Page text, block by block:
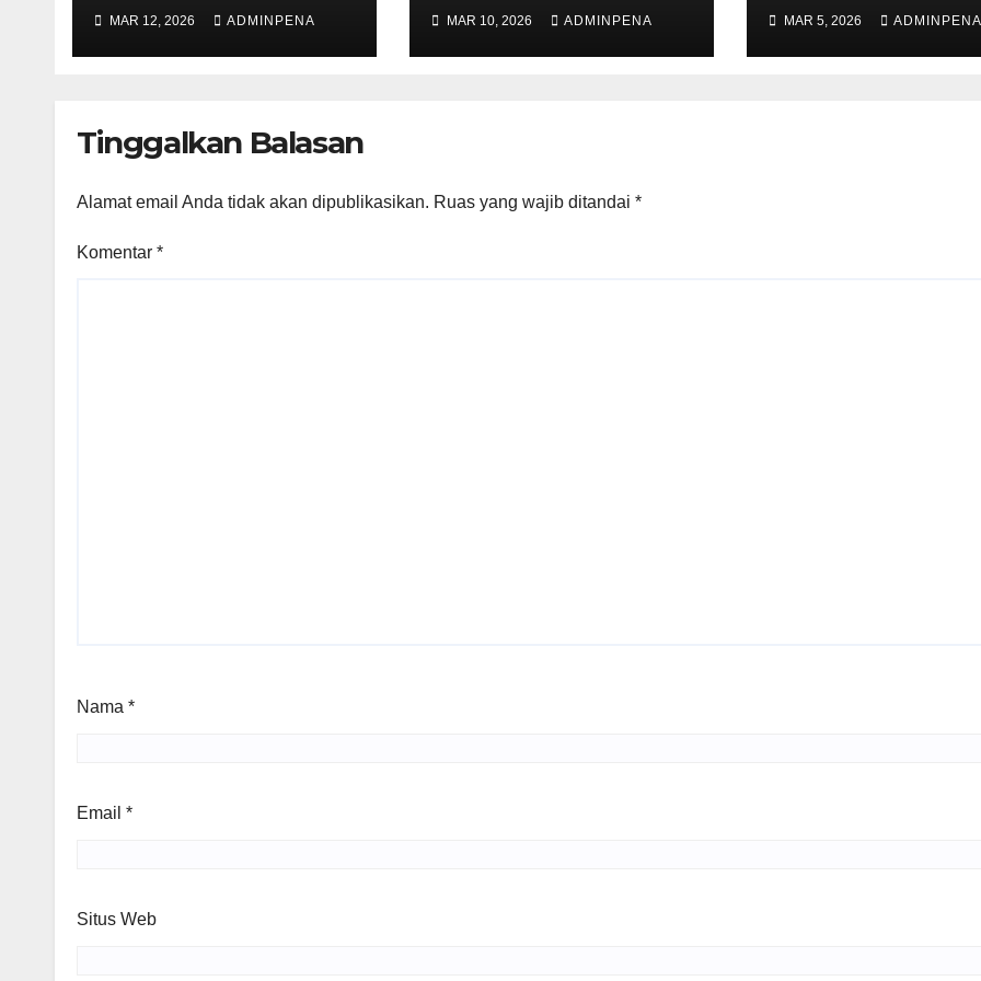
Metro Sampaikan
Soal Infrastruktur
hingga Ketahanan
MAR 12, 2026 ADMINPENA Sekda Metro
MAR 10, 2026 ADMINPENA
Administrator
Pengawas
MAR 5, 2026 ADMINPENA
Tinggalkan Balasan
Alamat email Anda tidak akan dipublikasikan. Ruas yang wajib ditandai *
Komentar *
Nama *
Email *
Situs Web